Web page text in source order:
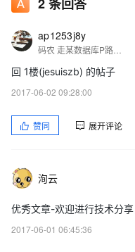
关闭一个服务：systemctl
重启一个服务：systemctl
显示一个服务的状态：
在开机时启用一个服务：
查看服务是否开机启动：
查看启动失败的服务列表：
3.配置firewalld-cmd
查看版本： firewall-cmd --
ap1253j8y
回 1楼(jesuiszb) 的帖子
2017-06-02 09:28:00
赞同 展开评论
洵云
优秀文章-欢迎进行技术分享
2017-06-01 06:45:36